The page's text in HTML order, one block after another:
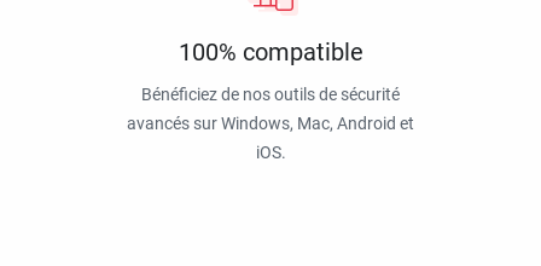
100% compatible
Bénéficiez de nos outils de sécurité
avancés sur Windows, Mac, Android et
iOS.